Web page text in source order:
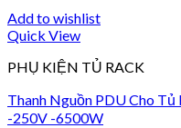
Add to wishlist
Quick View
PHỤ KIỆN TỦ RACK
Thanh Nguồn PDU Cho
-250V -6500W